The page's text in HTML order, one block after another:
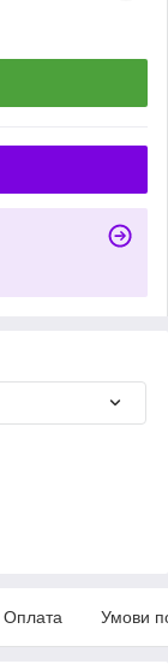
Оплата Умови